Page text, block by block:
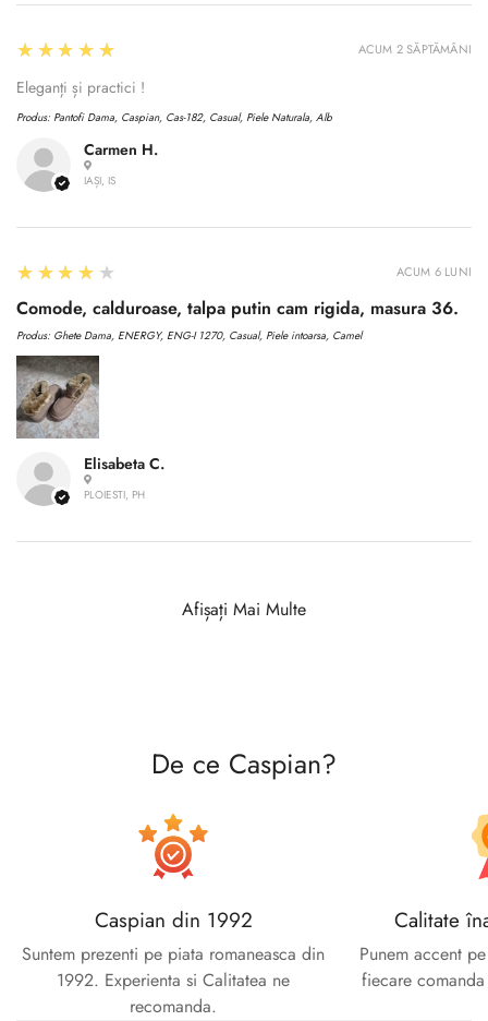
Carmen H.
IAȘI, IS
5
★★★★★
Eleganți și practici !
Produs: Pantofi Dama, Caspian, Cas-182, Casual, Piele Naturala, Alb
ACUM 2 SĂPTĂMÂNI
Elisabeta C.
PLOIESTI, PH
4
★★★★★
Comode, calduroase, talpa putin cam rigida, masura 36.
Produs: Ghete Dama, ENERGY, ENG-I 1270, Casual, Piele intoarsa, Camel
ACUM 6 LUNI
Afișați Mai Multe
De ce Caspian?
Caspian din 1992
Suntem prezenti pe piata romaneasca din
1992. Experienta si Calitatea ne
recomanda.
Calitate
Punem accent
fiecare